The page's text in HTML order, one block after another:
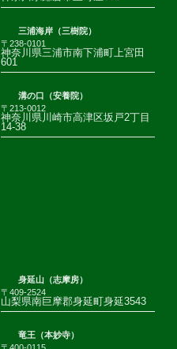
三浦海岸（三樹院）
〒238-0101
神奈川県三浦市南下浦町上宮田
601
溝の口（安養院）
〒213-0012
神奈川県川崎市高津区坂戸2丁目
14-38
身延山（志摩房）
〒409-2524
山梨県南巨摩郡身延町身延3543
竜王（本妙寺）